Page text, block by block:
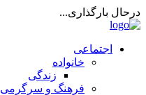
درحال بارگذاری...
اجتماعی
خانواده
زندگی
فرهنگ و سرگرمی